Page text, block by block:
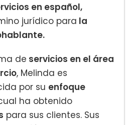
en español,
jurídico para la
de servicios en el área
, Melinda es
por su enfoque
ha obtenido
para sus clientes. Sus